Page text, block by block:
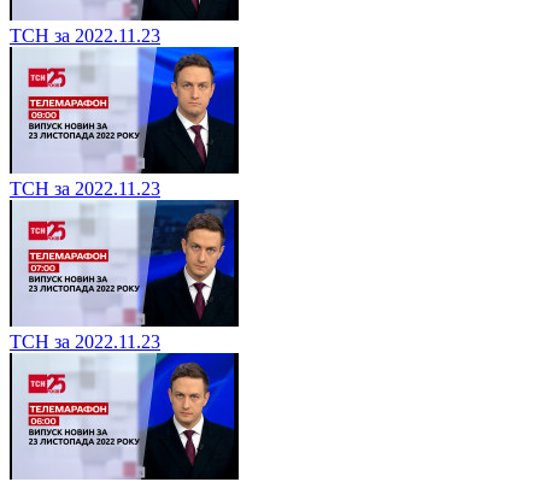
ТСН за 2022.11.23
ТСН за 2022.11.23
ТСН за 2022.11.23